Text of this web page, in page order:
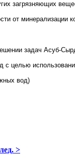
загрязняющих
от минерализации
задач Асуб-
вод)
>